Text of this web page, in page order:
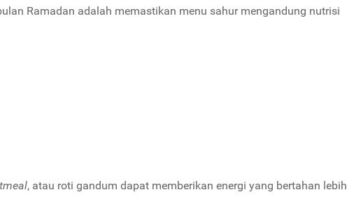
Ramadan adalah memastikan menu sahur mengandung nutrisi
, atau roti gandum dapat memberikan energi yang bertahan lebih